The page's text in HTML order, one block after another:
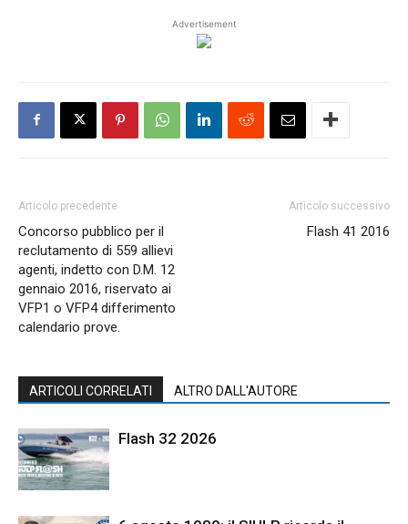
Advertisement
Articolo precedente
Concorso pubblico per il
reclutamento di 559 allievi
agenti, indetto con D.M. 12
gennaio 2016, riservato ai
VFP1 o VFP4 differimento
calendario prove.
Articolo successivo
Flash 41 2016
ARTICOLI CORRELATI ALTRO DALL'AUTORE
Flash 32 2026